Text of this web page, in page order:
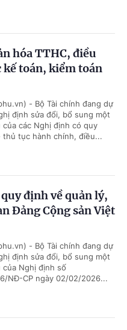
hóa TTHC, điều
toán, kiểm toán
- Bộ Tài chính đang dự
định sửa đổi, bổ sung một
của các Nghị định có quy
thủ tục hành chính, điều...
định về quản lý,
Đảng Cộng sản Việt
- Bộ Tài chính đang dự
định sửa đổi, bổ sung một
của Nghị định số
NĐ-CP ngày 02/02/2026...